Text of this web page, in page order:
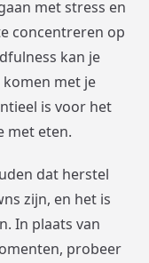
met stress en
concentreren op
kan je
met je
is voor het
met eten.
dat herstel
zijn, en het is
In plaats van
probeer